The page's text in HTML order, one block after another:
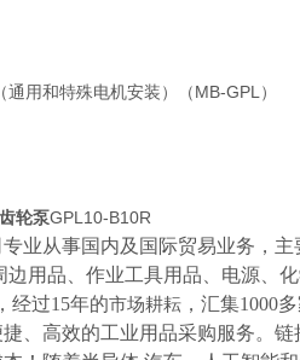
用和特殊电机安装）（MB-GPL）
轮泵GPL10-B10R
业从事国内及国际贸易业务，
边用品、作业工具用品、电源、
经过15年的市场耕耘 ，汇集1000
、高效的工业用品采购服务。链